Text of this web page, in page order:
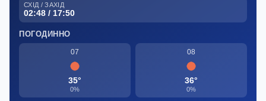
СХІД / ЗАХІД
02:48 / 17:50
ПОГОДИННО
07
35°
0%
08
36°
0%